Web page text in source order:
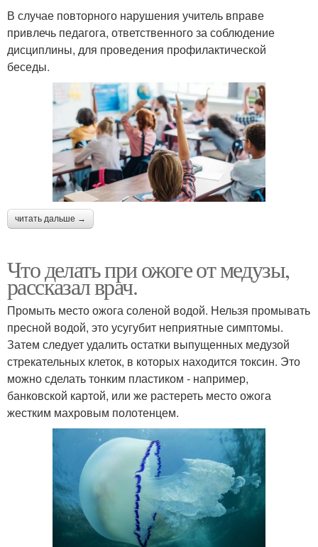
В случае повторного нарушения учитель вправе
привлечь педагога, ответственного за соблюдение
дисциплины, для проведения профилактической
беседы.
читать дальше →
Что делать при ожоге от медузы,
рассказал врач.
Промыть место ожога соленой водой. Нельзя промывать
пресной водой, это усугубит неприятные симптомы.
Затем следует удалить остатки выпущенных медузой
стрекательных клеток, в которых находится токсин. Это
можно сделать тонким пластиком - например,
банковской картой, или же растереть место ожога
жестким махровым полотенцем.